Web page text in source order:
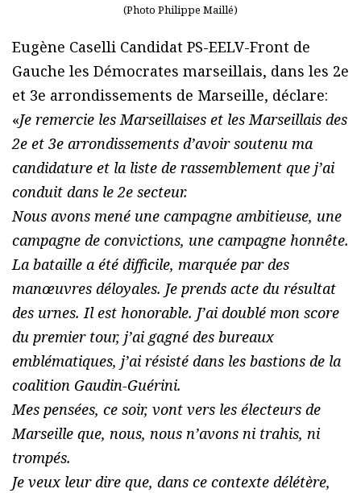
(Photo Philippe Maillé)
Eugène Caselli Candidat PS-EELV-Front de
Gauche les Démocrates marseillais, dans les 2e
et 3e arrondissements de Marseille, déclare:
«Je remercie les Marseillaises et les Marseillais des
2e et 3e arrondissements d’avoir soutenu ma
candidature et la liste de rassemblement que j’ai
conduit dans le 2e secteur.
Nous avons mené une campagne ambitieuse, une
campagne de convictions, une campagne honnête.
La bataille a été difficile, marquée par des
manœuvres déloyales. Je prends acte du résultat
des urnes. Il est honorable. J’ai doublé mon score
du premier tour, j’ai gagné des bureaux
emblématiques, j’ai résisté dans les bastions de la
coalition Gaudin-Guérini.
Mes pensées, ce soir, vont vers les électeurs de
Marseille que, nous, nous n’avons ni trahis, ni
trompés.
Je veux leur dire que, dans ce contexte délétère,